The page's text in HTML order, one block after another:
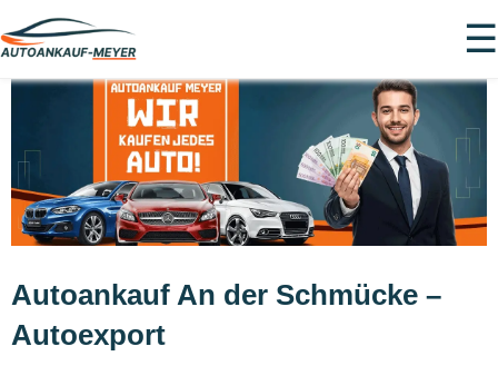
☰
Autoankauf An der Schmücke –
Autoexport